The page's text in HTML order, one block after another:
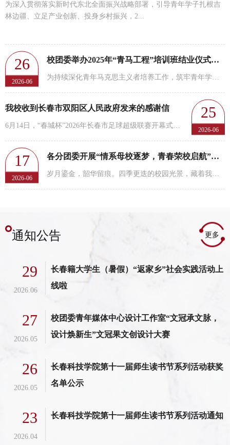
为深入贯彻落实新时代东北全面振兴战略部署，引导青年学子扎根吉
林边疆、立足产业创新、投身乡村振兴，2...
26
2026-06
校团委举办2025年“青马工程”培训班结业仪式暨2026年“青马...
为持续深化青年马克思主义者培养工作，筑牢青年学生思想政治根基，夯实青年骨干使命担当，2026年6月25日...
25
2026-06
我校收到长春市双阳区人民政府发来的感谢信
6月14日，“春城杯”2026年长春市足球超级联赛开幕式在双阳区文体活动中心体育场顺利举行。近日，长春市...
17
2026-06
各分团委开展“情系母校逐梦，青春荣校启航”主题团会
岁月鎏金，韶华留痕。四季更迭的校园光景，藏着我们滚烫的青春与成长。从初入校园的懵懂青涩，到奔赴山...
通知公告 更多
29
2026.06
长春籍大学生（暑假）“返家乡”社会实践活动上
线啦
27
2026.05
校团委青年媒体中心设计工作室“文冠承文脉，
设计焕新生”文冠果文创设计大赛
26
2026.05
长春科技学院第十一届师生读书节系列活动获奖
名单公示
23
2026.04
长春科技学院第十一届师生读书节系列活动通知